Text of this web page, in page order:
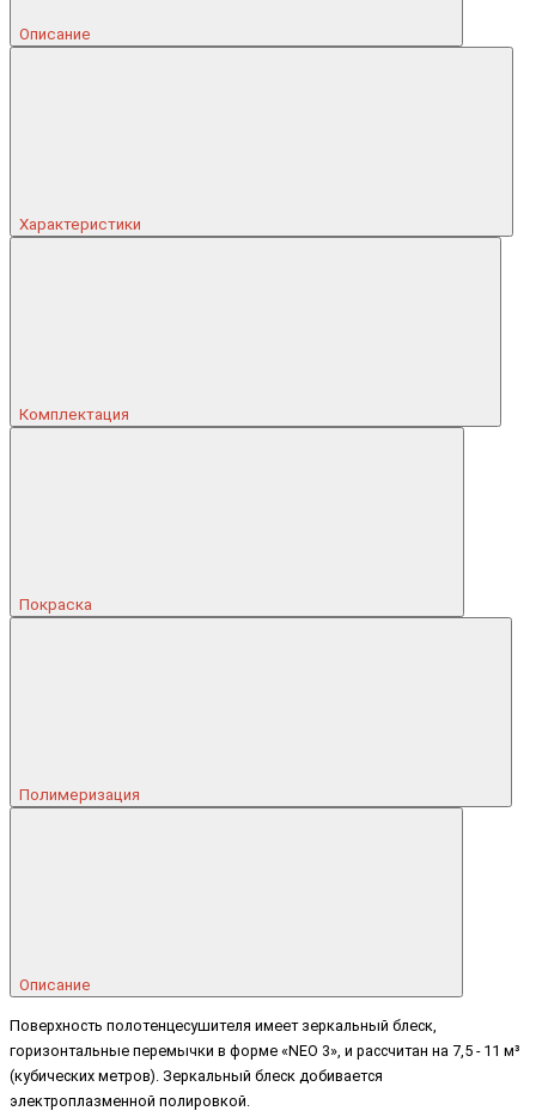
Описание
Характеристики
Комплектация
Покраска
Полимеризация
Описание
Поверхность полотенцесушителя имеет зеркальный блеск,
горизонтальные перемычки в форме «NEO 3», и рассчитан на 7,5 - 11 м³
(кубических метров). Зеркальный блеск добивается
электроплазменной полировкой.